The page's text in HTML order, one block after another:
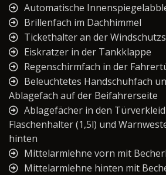
Automatische
Brillenfach im Dachhimmel
Tickethalter an der
Eiskratzer in der Tankklappe
Regenschirmfach in der
Beleuchtetes Handschuhfach
Ablagefach auf der Beifahrerseite
Ablagefächer in den
Flaschenhalter (1,5l) und
hinten
Mittelarmlehne vorn mit
Mittelarmlehne hinten mit